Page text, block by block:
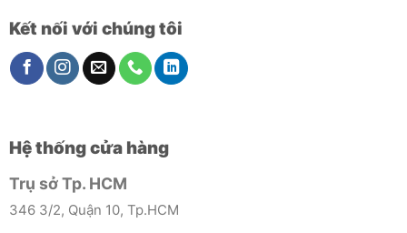
Kết nối với chúng tôi
Hệ thống cửa hàng
Trụ sở Tp. HCM
346 3/2, Quận 10, Tp.HCM